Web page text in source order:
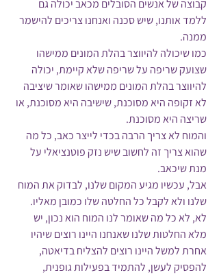
קבוצה של אנשים הסובלים מכאב יכולה גם
ללמד אותנו, שיש סכנה ואנחנו צריכים להישמר
ממנה.
כמו שיכולה להיווצר בהלת המונים ממישהו
שצועק שריפה על שריפה שלא קיימת, יכולה
להיווצר בהלת המונים ממישהו שאומר שיציבה
לא זקופה היא מסוכנת, שישיבה היא מסוכנת, או
שריצה היא מסוכנת.
והמוח לא צריך הרבה בכדי לייצר כאב, כל מה
שהוא צריך זה לחשוב שיש נזק פוטנציאלי על
מנת שיכאב.
אבל, עכשיו מגיע המקום שלנו, לבדוק את המוח
שלנו ולא לקבל כל החלטה שלו כמובן מאליו.
לא, לא כל מה שאומר לנו המוח הוא נכון, יש
מלא החלטות שלנו שאנחנו היינו רוצים שיהיו
אחרת למשל היינו רוצים להצליח בדיאטה,
להפסיק לעשן, להתמיד בפעילות גופנית,